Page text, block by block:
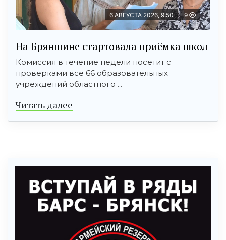
6 АВГУСТА 2026, 9:50 9
На Брянщине стартовала приёмка школ
Комиссия в течение недели посетит с
проверками все 66 образовательных
учреждений областного ...
Читать далее